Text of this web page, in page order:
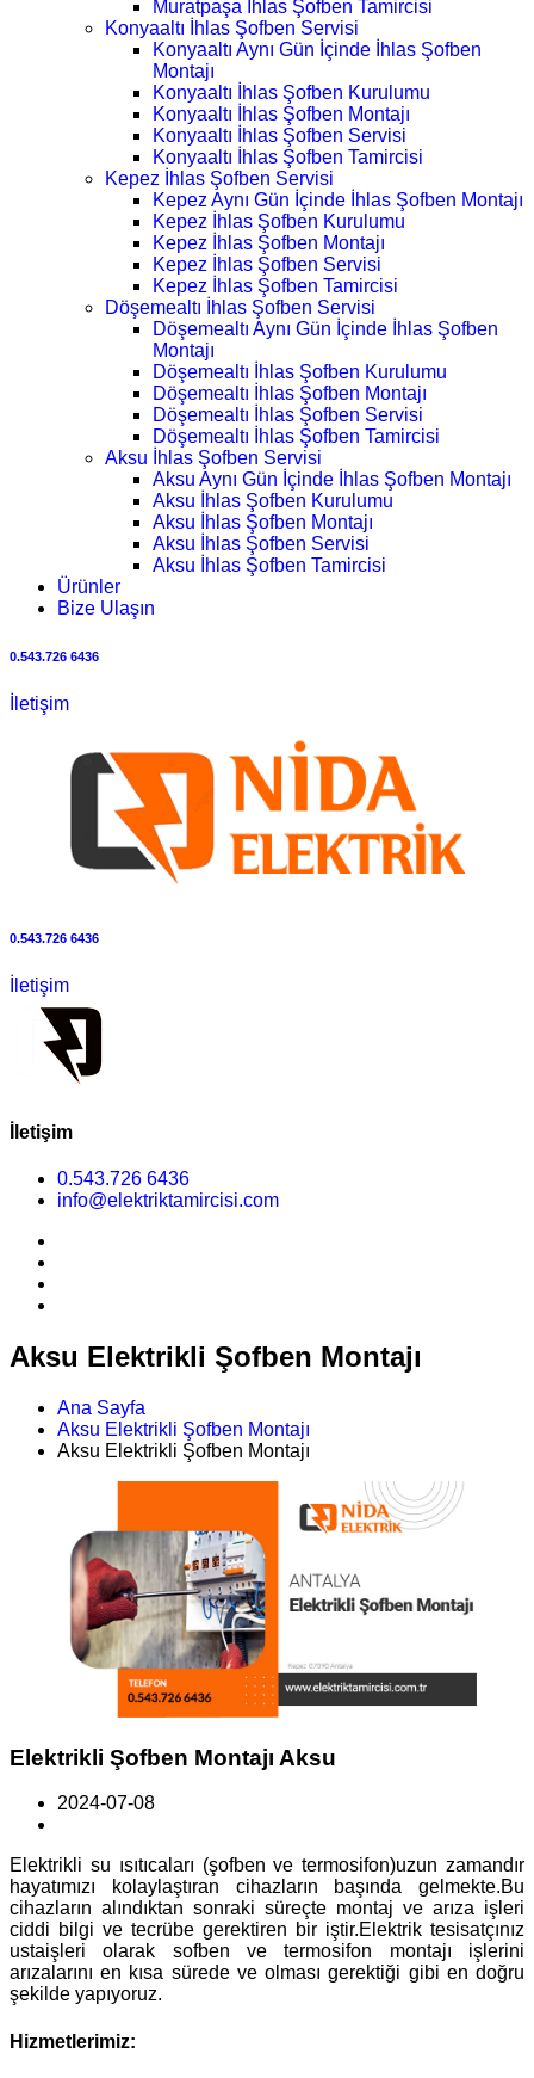
Muratpaşa İhlas Şofben Tamircisi
Konyaaltı İhlas Şofben Servisi
Konyaaltı Aynı Gün İçinde İhlas Şofben
Montajı
Konyaaltı İhlas Şofben Kurulumu
Konyaaltı İhlas Şofben Montajı
Konyaaltı İhlas Şofben Servisi
Konyaaltı İhlas Şofben Tamircisi
Kepez İhlas Şofben Servisi
Kepez Aynı Gün İçinde İhlas Şofben Montajı
Kepez İhlas Şofben Kurulumu
Kepez İhlas Şofben Montajı
Kepez İhlas Şofben Servisi
Kepez İhlas Şofben Tamircisi
Döşemealtı İhlas Şofben Servisi
Döşemealtı Aynı Gün İçinde İhlas Şofben
Montajı
Döşemealtı İhlas Şofben Kurulumu
Döşemealtı İhlas Şofben Montajı
Döşemealtı İhlas Şofben Servisi
Döşemealtı İhlas Şofben Tamircisi
Aksu İhlas Şofben Servisi
Aksu Aynı Gün İçinde İhlas Şofben Montajı
Aksu İhlas Şofben Kurulumu
Aksu İhlas Şofben Montajı
Aksu İhlas Şofben Servisi
Aksu İhlas Şofben Tamircisi
Ürünler
Bize Ulaşın
0.543.726 6436
İletişim
0.543.726 6436
İletişim
İletişim
0.543.726 6436
info@elektriktamircisi.com
Aksu Elektrikli Şofben Montajı
Ana Sayfa
Aksu Elektrikli Şofben Montajı
Aksu Elektrikli Şofben Montajı
Elektrikli Şofben Montajı Aksu
2024-07-08
Elektrikli su ısıtıcaları (şofben ve termosifon)uzun zamandır
hayatımızı kolaylaştıran cihazların başında gelmekte.Bu
cihazların alındıktan sonraki süreçte montaj ve arıza işleri
ciddi bilgi ve tecrübe gerektiren bir iştir.Elektrik tesisatçınız
ustaişleri olarak sofben ve termosifon montajı işlerini
arızalarını en kısa sürede ve olması gerektiği gibi en doğru
şekilde yapıyoruz.
Hizmetlerimiz: